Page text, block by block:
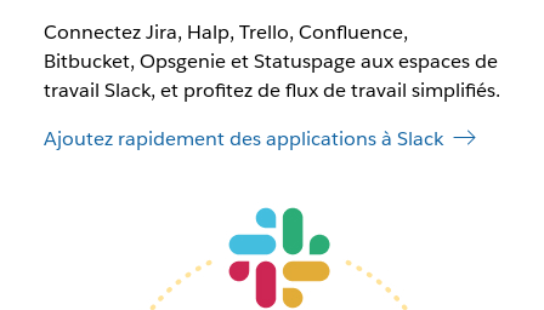
Connectez Jira, Halp, Trello, Confluence,
Bitbucket, Opsgenie et Statuspage aux espaces de
travail Slack, et profitez de flux de travail simplifiés.
Ajoutez rapidement des applications à Slack